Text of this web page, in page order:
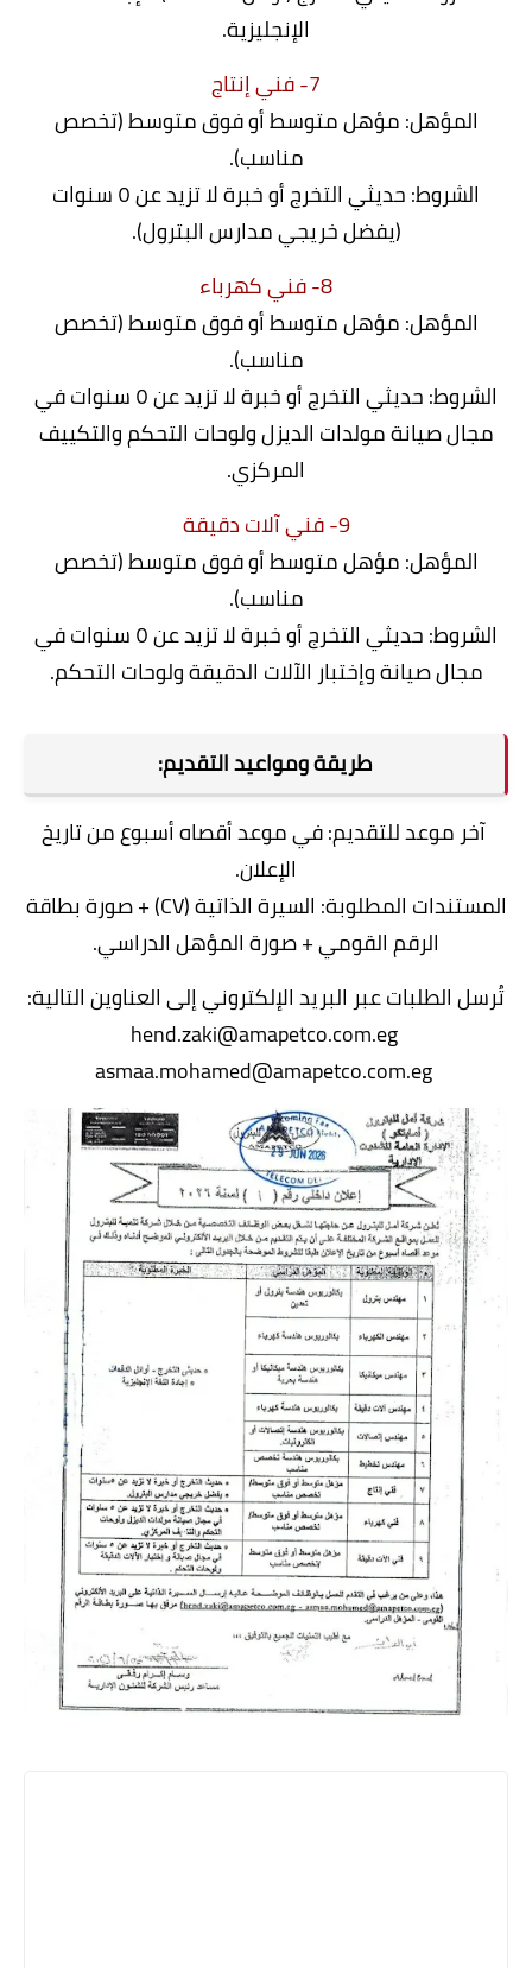
الإنجليزية.
7- فني إنتاج
المؤهل: مؤهل متوسط أو فوق متوسط (تخصص
مناسب).
الشروط: حديثي التخرج أو خبرة لا تزيد عن ٥ سنوات
(يفضل خريجي مدارس البترول).
8- فني كهرباء
المؤهل: مؤهل متوسط أو فوق متوسط (تخصص
مناسب).
الشروط: حديثي التخرج أو خبرة لا تزيد عن ٥ سنوات في
مجال صيانة مولدات الديزل ولوحات التحكم والتكييف
المركزي.
9- فني آلات دقيقة
المؤهل: مؤهل متوسط أو فوق متوسط (تخصص
مناسب).
الشروط: حديثي التخرج أو خبرة لا تزيد عن ٥ سنوات في
مجال صيانة وإختبار الآلات الدقيقة ولوحات التحكم.
طريقة ومواعيد التقديم:
آخر موعد للتقديم: في موعد أقصاه أسبوع من تاريخ
الإعلان.
المستندات المطلوبة: السيرة الذاتية (CV) + صورة بطاقة
الرقم القومي + صورة المؤهل الدراسي.
تُرسل الطلبات عبر البريد الإلكتروني إلى العناوين التالية:
hend.zaki@amapetco.com.eg